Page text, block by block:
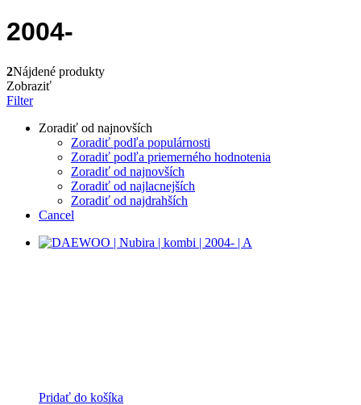
2004-
2Nájdené produkty
Zobraziť
Filter
Zoradiť od najnovších
Zoradiť podľa populárnosti
Zoradiť podľa priemerného hodnotenia
Zoradiť od najnovších
Zoradiť od najlacnejších
Zoradiť od najdrahších
Cancel
Pridať do košíka